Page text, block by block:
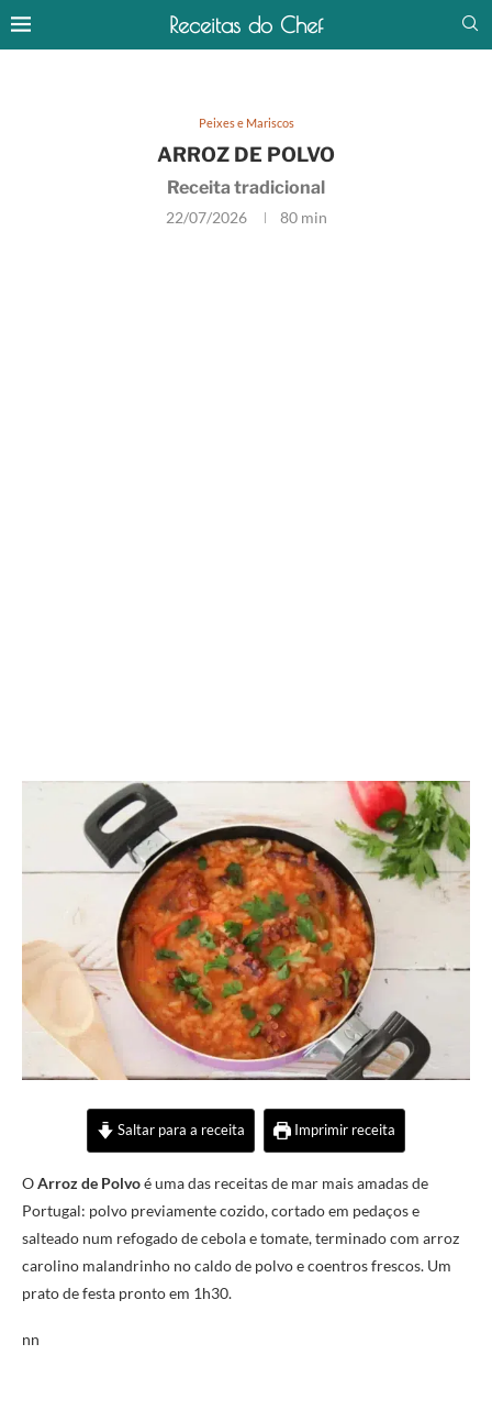
Receitas do Chef
Peixes e Mariscos
ARROZ DE POLVO
Receita tradicional
22/07/2026 80 min
Saltar para a receita Imprimir receita
OArroz de Polvoé uma das receitas de mar mais amadas de
Portugal: polvo previamente cozido, cortado em pedaços e
salteado num refogado de cebola e tomate, terminado com arroz
carolino malandrinho no caldo de polvo e coentros frescos. Um
prato de festa pronto em 1h30.
nn